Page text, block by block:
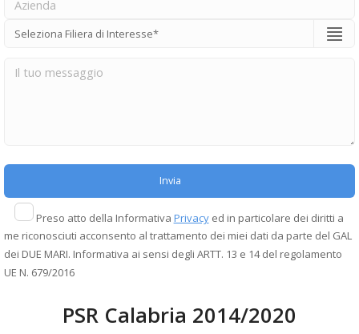
Preso atto della Informativa Privacyed in particolare dei diritti a
me riconosciuti acconsento al trattamento dei miei dati da parte del GAL
dei DUE MARI. Informativa ai sensi degli ARTT. 13 e 14 del regolamento
UE N. 679/2016
PSR Calabria 2014/2020